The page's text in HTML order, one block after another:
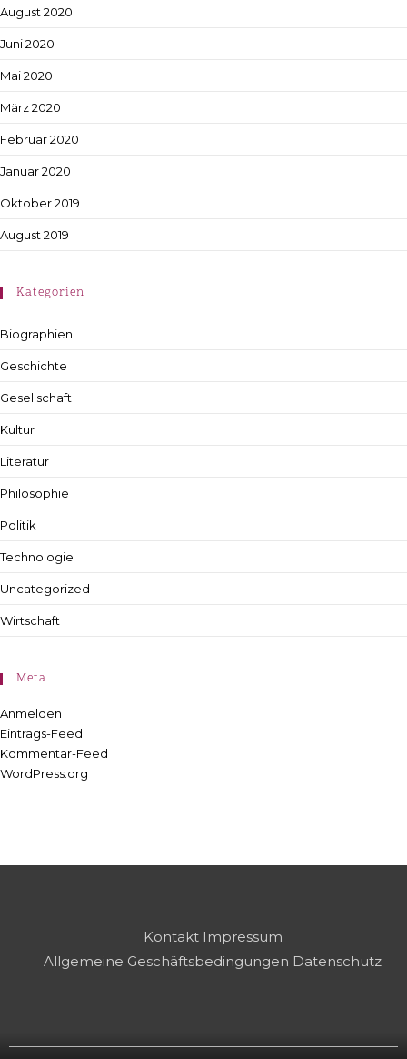
August 2020
Juni 2020
Mai 2020
März 2020
Februar 2020
Januar 2020
Oktober 2019
August 2019
Kategorien
Biographien
Geschichte
Gesellschaft
Kultur
Literatur
Philosophie
Politik
Technologie
Uncategorized
Wirtschaft
Meta
Anmelden
Eintrags-Feed
Kommentar-Feed
WordPress.org
Kontakt Impressum
Allgemeine Geschäftsbedingungen Datenschutz